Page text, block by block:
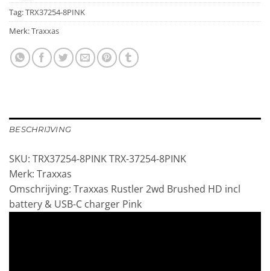
Tag:TRX37254-8PINK
Merk:Traxxas
BESCHRIJVING
SKU: TRX37254-8PINK TRX-37254-8PINK
Merk: Traxxas
Omschrijving: Traxxas Rustler 2wd Brushed HD incl
battery & USB-C charger Pink